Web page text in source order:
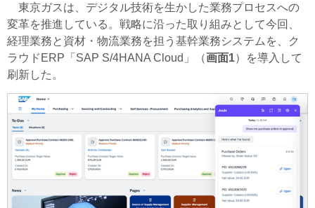
東京ガスは、デジタル技術を生かした業務プロセスへの
変革を推進している。戦略に沿った取り組みとして今回、
経理業務と資材・物流業務を担う基幹業務システムを、ク
ラウドERP「SAP S/4HANA Cloud」（画面1）を導入して
刷新した。